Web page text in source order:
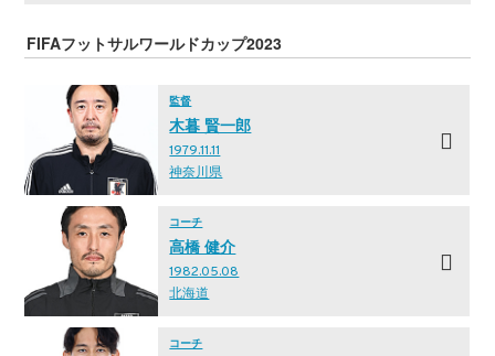
FIFAフットサルワールドカップ2023
監督
木暮 賢一郎
1979.11.11
神奈川県
コーチ
高橋 健介
1982.05.08
北海道
コーチ